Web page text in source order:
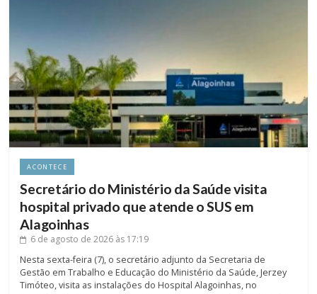
ACONTECE
Secretário do Ministério da Saúde visita
hospital privado que atende o SUS em
Alagoinhas
6 de agosto de 2026 às 17:19
Nesta sexta-feira (7), o secretário adjunto da Secretaria de
Gestão em Trabalho e Educação do Ministério da Saúde, Jerzey
Timóteo, visita as instalações do Hospital Alagoinhas, no